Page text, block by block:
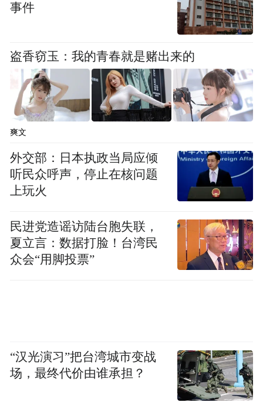
事件
盗香窃玉：我的青春就是赌出来的
爽文
外交部：日本执政当局应倾
听民众呼声，停止在核问题
上玩火
民进党造谣访陆台胞失联，
夏立言：数据打脸！台湾民
众会“用脚投票”
“汉光演习”把台湾城市变战
场，最终代价由谁承担？